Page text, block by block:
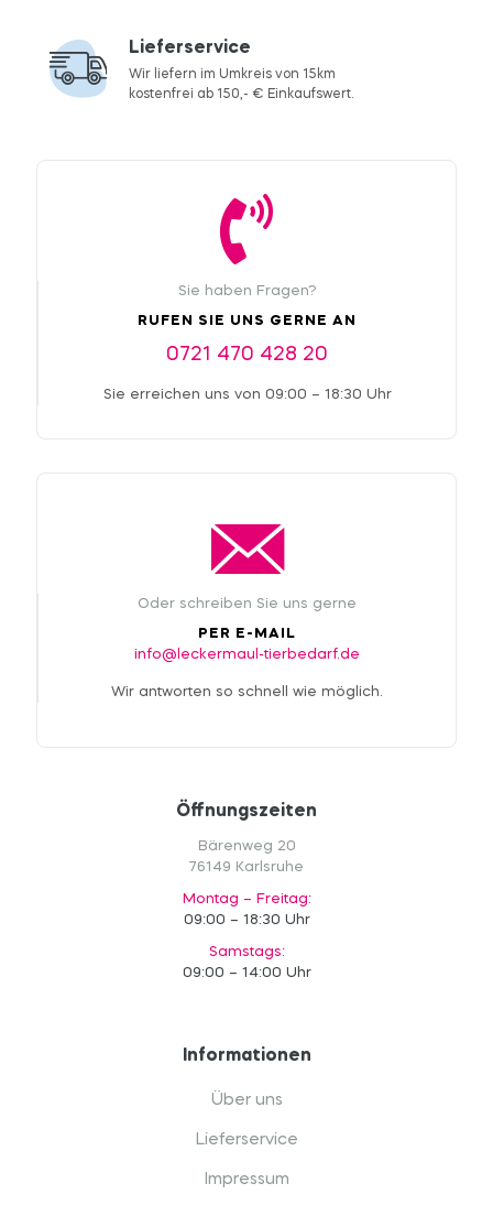
Lieferservice
Wir liefern im Umkreis von 15km
kostenfrei ab 150,- € Einkaufswert.
Sie haben Fragen?
RUFEN SIE UNS GERNE AN
0721 470 428 20
Sie erreichen uns von 09:00 – 18:30 Uhr
Oder schreiben Sie uns gerne
PER E-MAIL
info@leckermaul-tierbedarf.de
Wir antworten so schnell wie möglich.
Öffnungszeiten
Bärenweg 20
76149 Karlsruhe
Montag – Freitag:
09:00 – 18:30 Uhr
Samstags:
09:00 – 14:00 Uhr
Informationen
Über uns
Lieferservice
Impressum